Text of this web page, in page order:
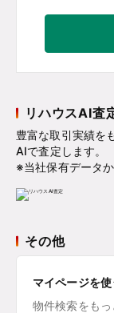
リハウスAI査
豊富な取引実績を
AIで査定します。
※当社保有データ
その他
マイページを使
物件検索をも